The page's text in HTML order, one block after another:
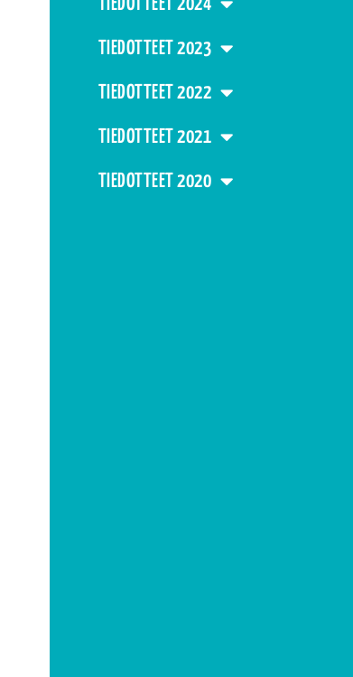
TIEDOTTEET 2024
TIEDOTTEET 2023
TIEDOTTEET 2022
TIEDOTTEET 2021
TIEDOTTEET 2020